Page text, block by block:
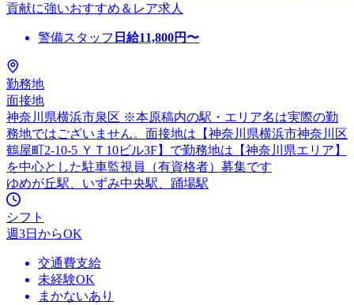
貢献に強いおすすめ＆レア求人
警備スタッフ 日給11,800円〜
勤務地
面接地
神奈川県横浜市泉区 ※本原稿内の駅・エリア名は実際の勤
務地ではございません。面接地は【神奈川県横浜市神奈川区
鶴屋町2-10-5 ＹＴ10ビル3F】で勤務地は【神奈川県エリア】
を中心とした駐車監視員（有資格者）募集です
ゆめが丘駅、いずみ中央駅、踊場駅
シフト
週3日からOK
交通費支給
未経験OK
まかないあり